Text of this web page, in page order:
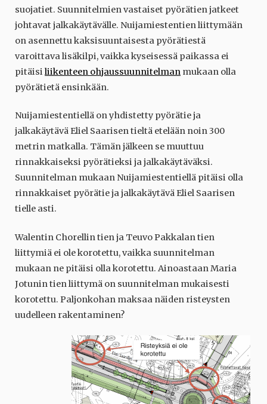
suojatiet. Suunnitelmien vastaiset pyörätien jatkeet
johtavat jalkakäytävälle. Nuijamiestentien liittymään
on asennettu kaksisuuntaisesta pyörätiestä
varoittava lisäkilpi, vaikka kyseisessä paikassa ei
pitäisiliikenteen ohjaussuunnitelman mukaan olla
pyörätietä ensinkään.
Nuijamiestentiellä on yhdistetty pyörätie ja
jalkakäytävä Eliel Saarisen tieltä etelään noin 300
metrin matkalla. Tämän jälkeen se muuttuu
rinnakkaiseksi pyörätieksi ja jalkakäytäväksi.
Suunnitelman mukaan Nuijamiestentiellä pitäisi olla
rinnakkaiset pyörätie ja jalkakäytävä Eliel Saarisen
tielle asti.
Walentin Chorellin tien ja Teuvo Pakkalan tien
liittymiä ei ole korotettu, vaikka suunnitelman
mukaan ne pitäisi olla korotettu. Ainoastaan Maria
Jotunin tien liittymä on suunnitelman mukaisesti
korotettu. Paljonkohan maksaa näiden risteysten
uudelleen rakentaminen?